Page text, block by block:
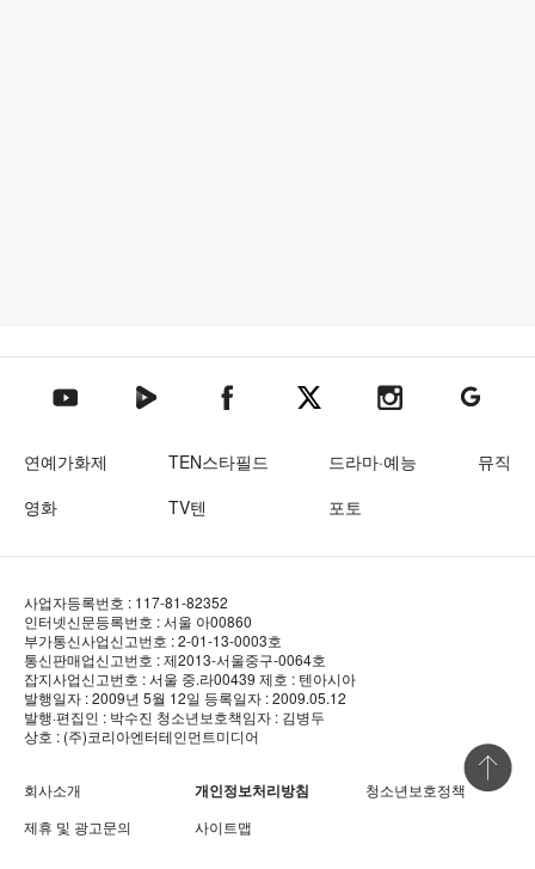
텐아시아 유튜브텐아시아 네이버TV텐아시아 페이스북텐아시아 엑스텐아시아 인스타그램
텐아시아
연예가화제 TEN스타필드 드라마·예능
뮤직
영화
TV텐 포토
사업자등록번호 : 117-81-82352
인터넷신문등록번호 : 서울 아00860
부가통신사업신고번호 : 2-01-13-0003호
통신판매업신고번호 : 제2013-서울중구-0064호
잡지사업신고번호 : 서울 중.라00439 제호 : 텐아시아
발행일자 : 2009년 5월 12일 등록일자 : 2009.05.12
발행·편집인 : 박수진 청소년보호책임자 : 김병두
상호 : (주)코리아엔터테인먼트미디어
회사소개 개인정보처리방침
청소년보호정책
제휴 및 광고문의
사이트맵
상단 바로